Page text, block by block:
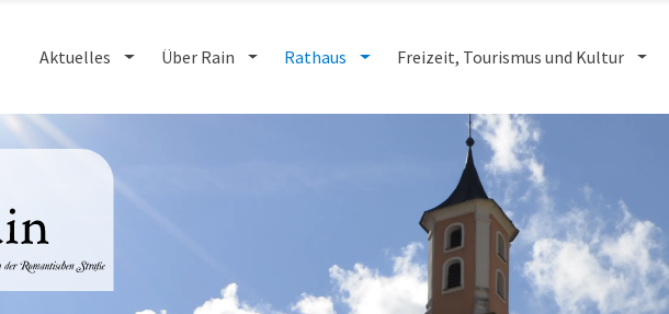
Aktuelles Über Rain Rathaus Freizeit, Tourismus und Kultur